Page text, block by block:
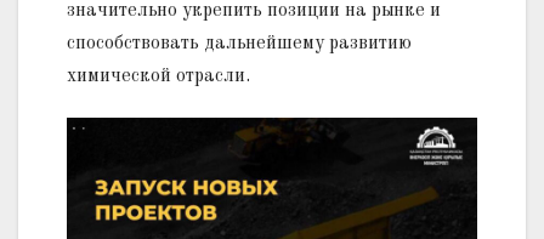
значительно укрепить позиции на рынке и
способствовать дальнейшему развитию
химической отрасли.